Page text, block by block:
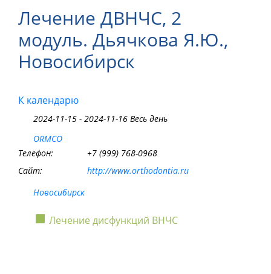
ОБУЧЕНИЕ ВРАЧЕЙ
ЛЕЧЕБНАЯ ДЕЯТЕЛЬНОСТЬ
Лечение ДВНЧС, 2
модуль. Дьячкова Я.Ю.,
Новосибирск
К календарю
2024-11-15 - 2024-11-16 Весь день
ORMCO
Телефон:
+7 (999) 768-0968
Сайт:
http://www.orthodontia.ru
Новосибирск
Лечение дисфункций ВНЧС